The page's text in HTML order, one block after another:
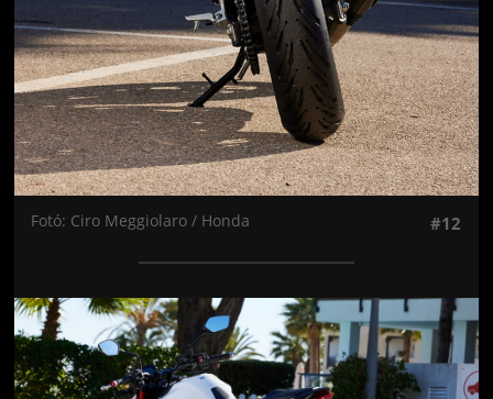
Fotó: Ciro Meggiolaro / Honda #12
Jön még kép!